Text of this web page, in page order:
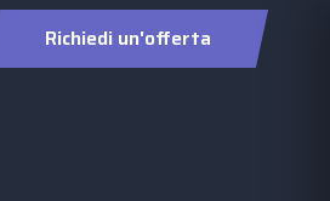
Richiedi un'offerta